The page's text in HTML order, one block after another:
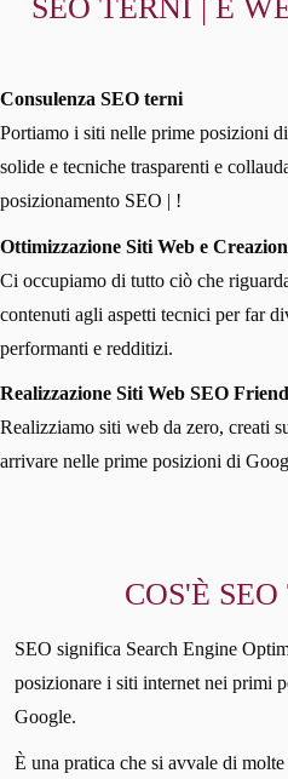
SEO TERNI | E
Consulenza SEO terni
Portiamo i siti nelle prime posizioni
solide e tecniche trasparenti e
posizionamento SEO | !
Ottimizzazione Siti Web e
Ci occupiamo di tutto ciò che
contenuti agli aspetti tecnici per far
performanti e redditizi.
Realizzazione Siti Web SEO
Realizziamo siti web da zero, creati
arrivare nelle prime posizioni di
COS'È
SEO significa Search Engine
posizionare i siti internet nei primi
Google.
È una pratica che si avvale di